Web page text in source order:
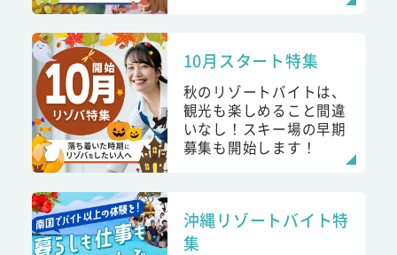
10月スタート特集
秋のリゾートバイトは、
観光も楽しめること間違
いなし！スキー場の早期
募集も開始します！
沖縄リゾートバイト特
集